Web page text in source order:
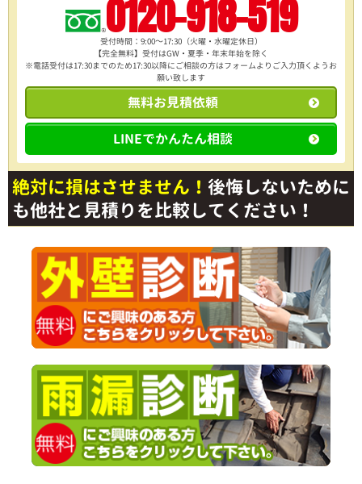
0120-918-519
受付時間：9:00～17:30（火曜・水曜定休日）
【完全無料】受付はGW・夏季・年末年始を除く
※電話受付は17:30までのため17:30以降にご相談の方はフォームよりご入力頂くようお
願い致します
無料お見積依頼
LINEでかんたん相談
絶対に損はさせません！ 後悔しないために
も他社と見積りを比較してください！